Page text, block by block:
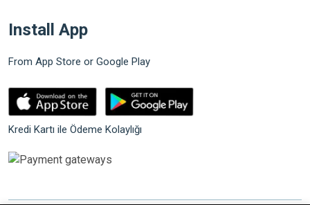
Install App
From App Store or Google Play
Kredi Kartı ile Ödeme Kolaylığı